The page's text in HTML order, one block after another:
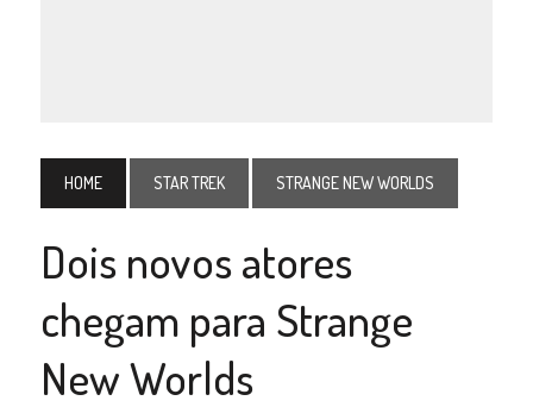
HOME STAR TREK STRANGE NEW WORLDS
Dois novos atores
chegam para Strange
New Worlds